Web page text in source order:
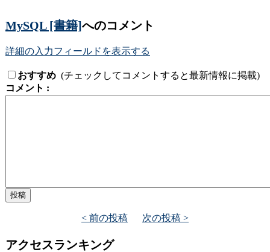
MySQL [書籍]へのコメント
詳細の入力フィールドを表示する
おすすめ(チェックしてコメントすると最新情報に掲載)
コメント :
< 前の投稿 次の投稿 >
アクセスランキング